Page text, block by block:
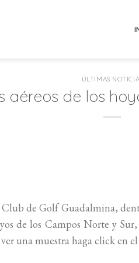
ÚLTIMAS
aéreos de los
de Golf Guadalmina,
de los Campos Norte y
una muestra haga click en